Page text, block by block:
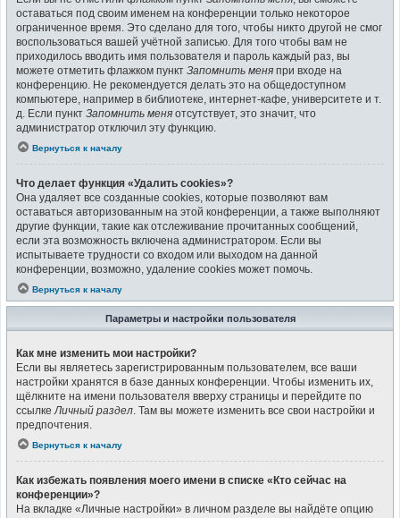
оставаться под своим именем на конференции только некоторое
ограниченное время. Это сделано для того, чтобы никто другой не смог
воспользоваться вашей учётной записью. Для того чтобы вам не
приходилось вводить имя пользователя и пароль каждый раз, вы
можете отметить флажком пункт Запомнить меня при входе на
конференцию. Не рекомендуется делать это на общедоступном
компьютере, например в библиотеке, интернет-кафе, университете и т.
д. Если пункт Запомнить меня отсутствует, это значит, что
администратор отключил эту функцию.
Вернуться к началу
Что делает функция «Удалить cookies»?
Она удаляет все созданные cookies, которые позволяют вам
оставаться авторизованным на этой конференции, а также выполняют
другие функции, такие как отслеживание прочитанных сообщений,
если эта возможность включена администратором. Если вы
испытываете трудности со входом или выходом на данной
конференции, возможно, удаление cookies может помочь.
Вернуться к началу
Параметры и настройки пользователя
Как мне изменить мои настройки?
Если вы являетесь зарегистрированным пользователем, все ваши
настройки хранятся в базе данных конференции. Чтобы изменить их,
щёлкните на имени пользователя вверху страницы и перейдите по
ссылкеЛичный раздел. Там вы можете изменить все свои настройки и
предпочтения.
Вернуться к началу
Как избежать появления моего имени в списке «Кто сейчас на
конференции»?
На вкладке «Личные настройки» в личном разделе вы найдёте опцию